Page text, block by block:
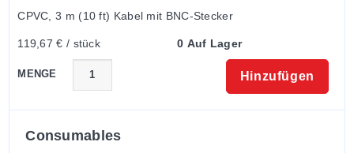
-HF HF-beständig bis 2% bei
-GL Potentialausgleich
Niedrige Leitfähigkeit
CPVC, 3 m (10 ft) Kabel mit BNC-Stecker
119,67 € / stück 0 Auf Lager
MENGE Hinzufügen
Consumables